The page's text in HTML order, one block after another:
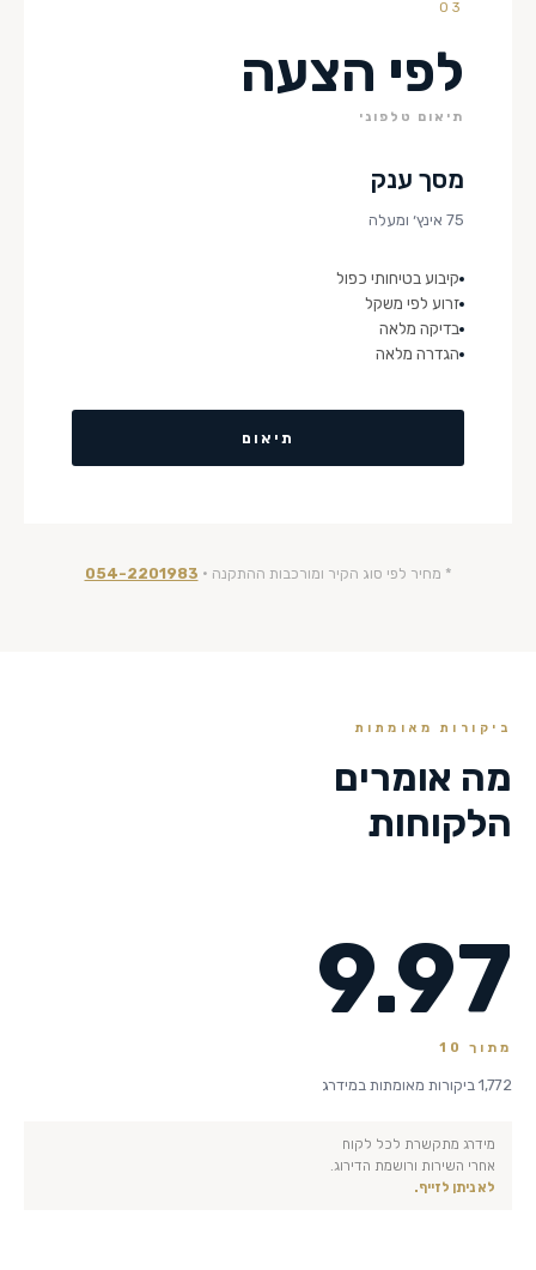
03
לפי הצעה
תיאום טלפוני
מסך ענק
75 אינץ׳ ומעלה
קיבוע בטיחותי כפול
זרוע לפי משקל
בדיקה מלאה
הגדרה מלאה
תיאום
* מחיר לפי סוג הקיר ומורכבות ההתקנה · 054-2201983
ביקורות מאומתות
מה אומרים
הלקוחות
9.97
מתוך 10
1,772 ביקורות מאומתות במידרג
מידרג מתקשרת לכל לקוח
אחרי השירות ורושמת הדירוג.
לא ניתן לזייף.